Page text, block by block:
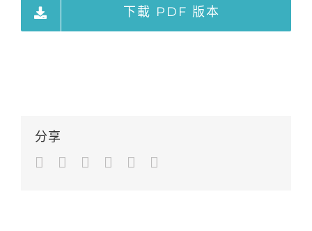
下載 PDF 版本
分享
FacebookTwitterLinkedInGoogle+Pinterest